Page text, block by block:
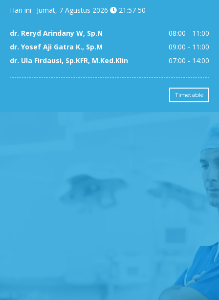
Hari ini : Jumat, 7 Agustus 2026 21 :57 50
dr. Reryd Arindany W, Sp.N
08:00 - 11:00
dr. Yosef Aji Gatra K., Sp.M
09:00 - 11:00
dr. Ula Firdausi, Sp.KFR, M.Ked.Klin
07:00 - 14:00
Timetable